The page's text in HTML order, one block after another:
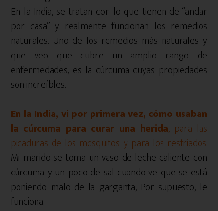
En la India, se tratan con lo que tienen de “andar
por casa” y realmente funcionan los remedios
naturales. Uno de los remedios más naturales y
que veo que cubre un amplio rango de
enfermedades, es la cúrcuma cuyas propiedades
son increíbles.
En la India, vi por primera vez, cómo usaban
la cúrcuma para curar una herida, para las
picaduras de los mosquitos y para los resfriados.
Mi marido se toma un vaso de leche caliente con
cúrcuma y un poco de sal cuando ve que se está
poniendo malo de la garganta, Por supuesto, le
funciona.